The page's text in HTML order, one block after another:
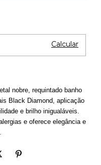
Calcular
nobre, requintado banho
Black Diamond, aplicação
e brilho inigualáveis.
e oferece elegância e